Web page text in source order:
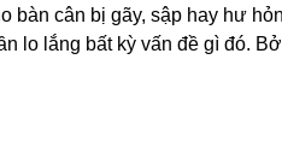
bàn cân bị gãy, sập hay hư
lo lắng bất kỳ vấn đề gì đó.